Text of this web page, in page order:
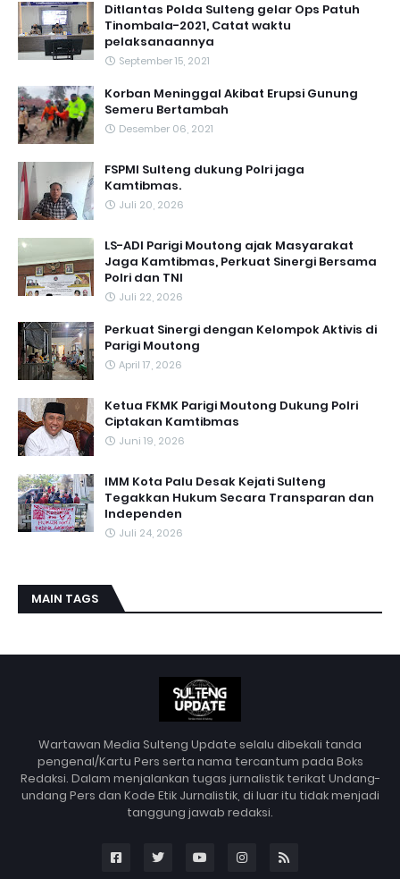
Ditlantas Polda Sulteng gelar Ops Patuh
Tinombala-2021, Catat waktu
pelaksanaannya
September 15, 2021
Korban Meninggal Akibat Erupsi Gunung
Semeru Bertambah
Desember 06, 2021
FSPMI Sulteng dukung Polri jaga
Kamtibmas.
Juli 20, 2026
LS-ADI Parigi Moutong ajak Masyarakat
Jaga Kamtibmas, Perkuat Sinergi Bersama
Polri dan TNI
Juli 22, 2026
Perkuat Sinergi dengan Kelompok Aktivis di
Parigi Moutong
April 17, 2026
Ketua FKMK Parigi Moutong Dukung Polri
Ciptakan Kamtibmas
Juni 19, 2026
IMM Kota Palu Desak Kejati Sulteng
Tegakkan Hukum Secara Transparan dan
Independen
Juli 24, 2026
MAIN TAGS
Wartawan Media Sulteng Update selalu dibekali tanda
pengenal/Kartu Pers serta nama tercantum pada Boks
Redaksi. Dalam menjalankan tugas jurnalistik terikat Undang-
undang Pers dan Kode Etik Jurnalistik, di luar itu tidak menjadi
tanggung jawab redaksi.